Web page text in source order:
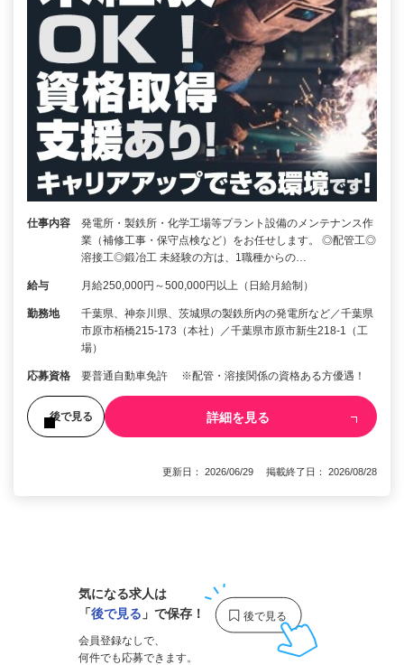
仕事内容
発電所・製鉄所・化学工場等プラント設備のメンテナンス作
業（補修工事・保守点検など）をお任せします。 ◎配管工◎
溶接工◎鍛冶工 未経験の方は、1職種からの…
給与 月給250,000円～500,000円以上（日給月給制）
勤務地
千葉県、神奈川県、茨城県の製鉄所内の発電所など／千葉県
市原市栢橋215-173（本社）／千葉県市原市新生218-1（工
場）
応募資格 要普通自動車免許 ※配管・溶接関係の資格ある方優遇！
後で見る 詳細を見る
更新日： 2026/06/29 掲載終了日： 2026/08/28
気になる求人は
「後で見る 」で保存！
会員登録なしで、
何件でも応募できます。